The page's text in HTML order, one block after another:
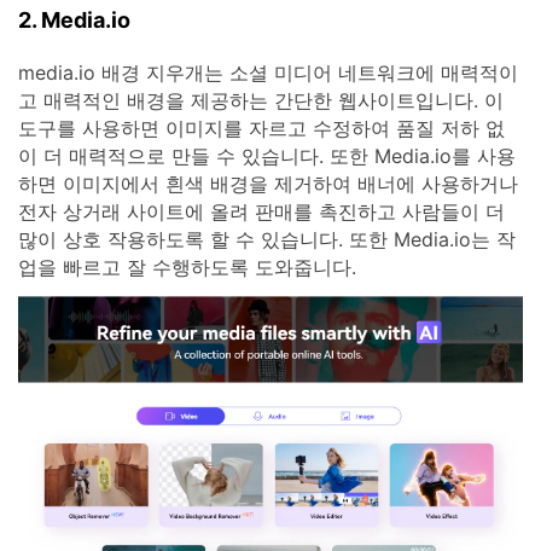
2. Media.io
media.io 배경 지우개는 소셜 미디어 네트워크에 매력적이
고 매력적인 배경을 제공하는 간단한 웹사이트입니다. 이
도구를 사용하면 이미지를 자르고 수정하여 품질 저하 없
이 더 매력적으로 만들 수 있습니다. 또한 Media.io를 사용
하면 이미지에서 흰색 배경을 제거하여 배너에 사용하거나
전자 상거래 사이트에 올려 판매를 촉진하고 사람들이 더
많이 상호 작용하도록 할 수 있습니다. 또한 Media.io는 작
업을 빠르고 잘 수행하도록 도와줍니다.